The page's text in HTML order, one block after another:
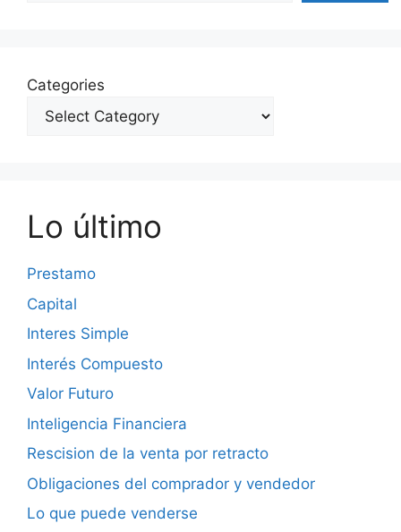
Categories
Lo último
Prestamo
Capital
Interes Simple
Interés Compuesto
Valor Futuro
Inteligencia Financiera
Rescision de la venta por retracto
Obligaciones del comprador y vendedor
Lo que puede venderse